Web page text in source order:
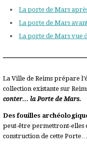
La porte de Mars
La porte de Mars
La porte de Mars vue
La Ville de Reims prépare
collection existante sur
conter… la Porte de Mars.
Des fouilles
peut-être permettront-elles
construction de cette